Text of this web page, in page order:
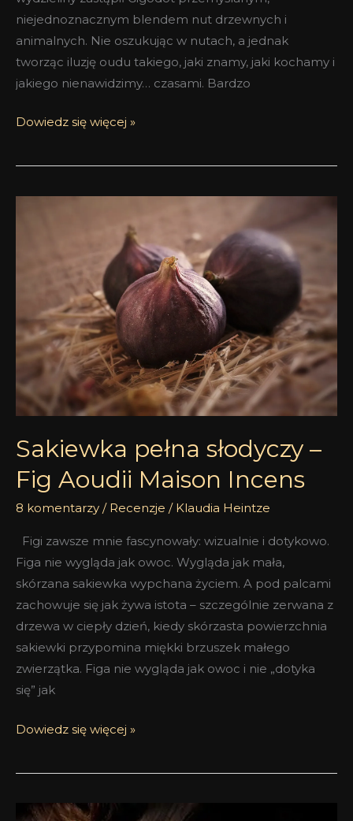
niejednoznacznym blendem nut drzewnych i
animalnych. Nie oszukując w nutach, a jednak
tworząc iluzję oudu takiego, jaki znamy, jaki kochamy i
jakiego nienawidzimy… czasami. Bardzo
Dowiedz się więcej »
Sakiewka pełna słodyczy –
Fig Aoudii Maison Incens
8 komentarzy / Recenzje / Klaudia Heintze
Figi zawsze mnie fascynowały: wizualnie i dotykowo.
Figa nie wygląda jak owoc. Wygląda jak mała,
skórzana sakiewka wypchana życiem. A pod palcami
zachowuje się jak żywa istota – szczególnie zerwana z
drzewa w ciepły dzień, kiedy skórzasta powierzchnia
sakiewki przypomina miękki brzuszek małego
zwierzątka. Figa nie wygląda jak owoc i nie „dotyka
się” jak
Aoudii
Maison
Incens
Dowiedz się więcej »
Więcej